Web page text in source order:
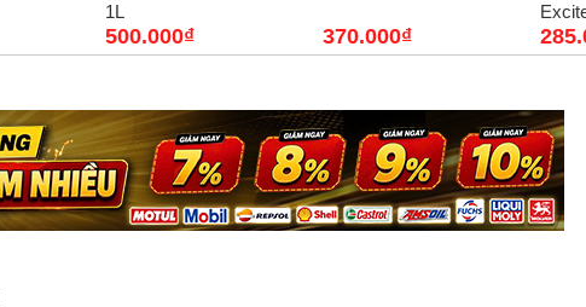
1L
500.000₫ 370.000₫
AB,
dài...